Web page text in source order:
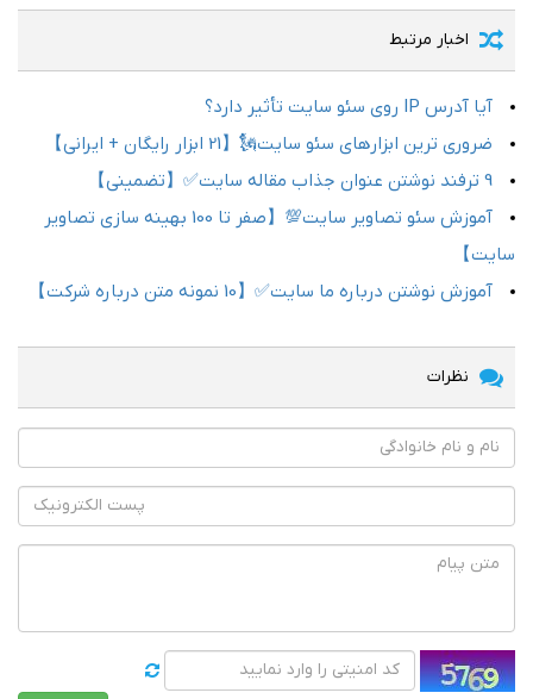
اخبار مرتبط
آیا آدرس IP روی سئو سایت تأثیر دارد؟
ضروری ترین ابزارهای سئو سایت🗽【21 ابزار رایگان + ایرانی】
9 ترفند نوشتن عنوان جذاب مقاله سایت✅【تضمینی】
آموزش سئو تصاویر سایت💯【صفر تا 100 بهینه سازی تصاویر
سایت】
آموزش نوشتن درباره ما سایت✅【10 نمونه متن درباره شرکت】
نظرات